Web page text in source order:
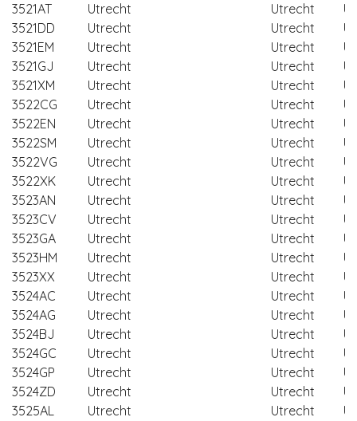
3521AT
Utrecht Utrecht
3521DD
Utrecht Utrecht
3521EM
Utrecht Utrecht
3521GJ
Utrecht Utrecht
3521XM
Utrecht Utrecht
3522CG
Utrecht Utrecht
3522EN
Utrecht Utrecht
3522SM
Utrecht Utrecht
3522VG
Utrecht Utrecht
3522XK
Utrecht Utrecht
3523AN
Utrecht Utrecht
3523CV
Utrecht Utrecht
3523GA
Utrecht Utrecht
3523HM
Utrecht Utrecht
3523XX
Utrecht Utrecht
3524AC
Utrecht Utrecht
3524AG
Utrecht Utrecht
3524BJ
Utrecht Utrecht
3524GC
Utrecht Utrecht
3524GP
Utrecht Utrecht
3524ZD
Utrecht Utrecht
3525AL
Utrecht Utrecht